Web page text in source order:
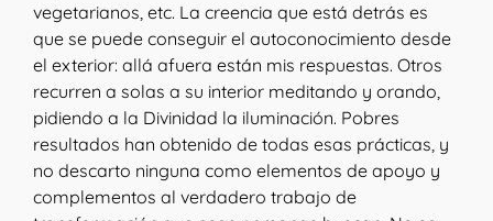
vegetarianos, etc. La creencia que está detrás es
que se puede conseguir el autoconocimiento desde
el exterior: allá afuera están mis respuestas. Otros
recurren a solas a su interior meditando y orando,
pidiendo a la Divinidad la iluminación. Pobres
resultados han obtenido de todas esas prácticas, y
no descarto ninguna como elementos de apoyo y
complementos al verdadero trabajo de